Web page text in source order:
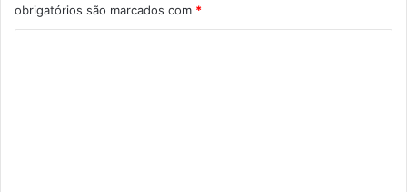
obrigatórios são marcados com *